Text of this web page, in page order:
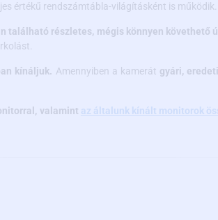
értékű rendszámtábla-világításként is működik.
található részletes, mégis könnyen követhető
kínáljuk. Amennyiben a kamerát gyári,
valamint az általunk kínált monitorok